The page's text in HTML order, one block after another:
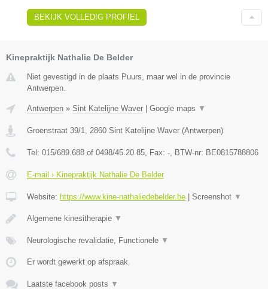
BEKIJK VOLLEDIG PROFIEL
Kinepraktijk Nathalie De Belder
Niet gevestigd in de plaats Puurs, maar wel in de provincie
Antwerpen.
Antwerpen » Sint Katelijne Waver Google maps ▼
Groenstraat 39/1 2860 Sint Katelijne Waver (Antwerpen)
Tel: 015/689.688 of 0498/45.20.85 , Fax: - , BTW-nr: BE0815788806
E-mail › Kinepraktijk Nathalie De Belder
Website: https://www.kine-nathaliedebelder.be Screenshot ▼
Algemene kinesitherapie ▼
Neurologische revalidatie, Functionele ▼
Er wordt gewerkt op afspraak.
Laatste facebook posts ▼